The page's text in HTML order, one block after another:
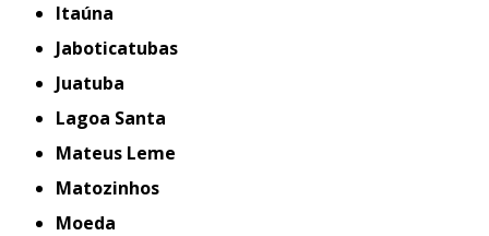
Itaúna
Jaboticatubas
Juatuba
Lagoa Santa
Mateus Leme
Matozinhos
Moeda